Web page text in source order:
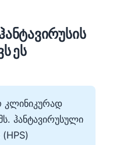
ეს
კლინიკურად
ჰანტავირუსული